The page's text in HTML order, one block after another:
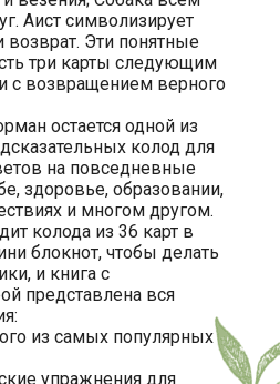
Аист символизирует
возврат. Эти понятные
три карты следующим
с возвращением верного
остается одной из
колод для
на повседневные
здоровье, образовании,
и многом другом.
колода из 36 карт в
блокнот, чтобы делать
и книга с
представлена вся
из самых популярных
упражнения для